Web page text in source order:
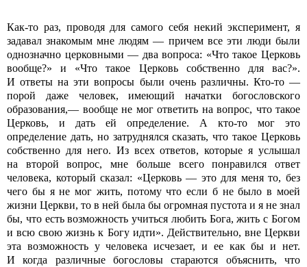
Как-то раз, проводя для самого себя некий эксперимент, я
задавал знакомым мне людям — причем все эти люди были
однозначно церковными — два вопроса: «Что такое Церковь
вообще?» и «Что такое Церковь собственно для вас?».
И ответы на эти вопросы были очень различны. Кто-то —
порой даже человек, имеющий начатки богословского
образования,— вообще не мог ответить на вопрос, что такое
Церковь, и дать ей определение. А кто-то мог это
определение дать, но затруднялся сказать, что такое Церковь
собственно для него. Из всех ответов, которые я услышал
на второй вопрос, мне больше всего понравился ответ
человека, который сказал: «Церковь — это для меня то, без
чего бы я не мог жить, потому что если б не было в моей
жизни Церкви, то в ней была бы огромная пустота и я не знал
бы, что есть возможность учиться любить Бога, жить с Богом
и всю свою жизнь к Богу идти». Действительно, вне Церкви
эта возможность у человека исчезает, и ее как бы и нет.
И когда различные богословы стараются объяснить, что